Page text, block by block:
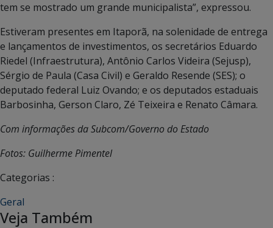
tem se mostrado um grande municipalista”, expressou.
Estiveram presentes em Itaporã, na solenidade de entrega
e lançamentos de investimentos, os secretários Eduardo
Riedel (Infraestrutura), Antônio Carlos Videira (Sejusp),
Sérgio de Paula (Casa Civil) e Geraldo Resende (SES); o
deputado federal Luiz Ovando; e os deputados estaduais
Barbosinha, Gerson Claro, Zé Teixeira e Renato Câmara.
Com informações da Subcom/Governo do Estado
Fotos: Guilherme Pimentel
Categorias :
Geral
Veja Também